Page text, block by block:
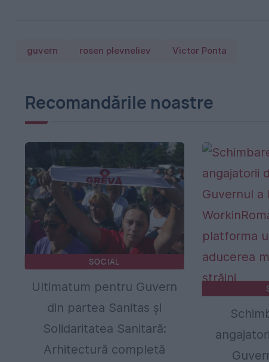
guvern rosen plevneliev Victor Ponta
Recomandările noastre
SOCIAL
Ultimatum pentru Guvern
din partea Sanitas și
Solidaritatea Sanitară:
Arhitectură completă